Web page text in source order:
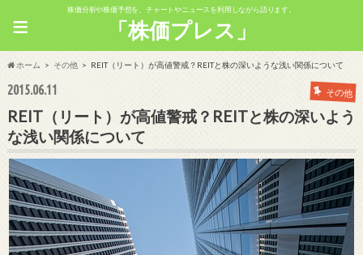
株価分析や株価予想を、チャートやニュースを利用しながら語ります。
「株価プレス」
≡
ホーム その他 REIT（リート）が高値警戒？REITと株の深いような浅い関係について
2015.06.11 その他
REIT（リート）が高値警戒？REITと株の深いよう
な浅い関係について